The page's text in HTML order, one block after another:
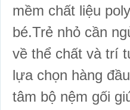
mềm chất liệu
bé.Trẻ nhỏ cần
về thể chất và trí
lựa chọn hàng
tâm bộ nệm gối